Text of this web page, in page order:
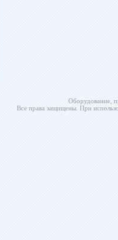
Оборудование,
Все права защищены. При